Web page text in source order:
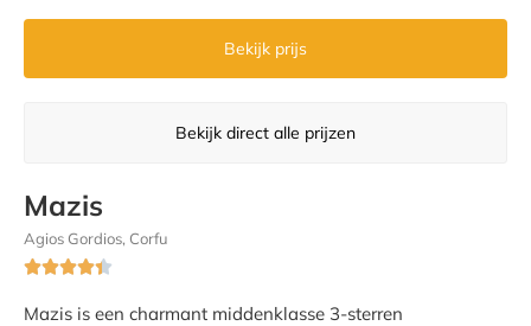
Bekijk prijs
Bekijk direct alle prijzen
Mazis
Agios Gordios, Corfu

Mazis is een charmant middenklasse 3-sterren